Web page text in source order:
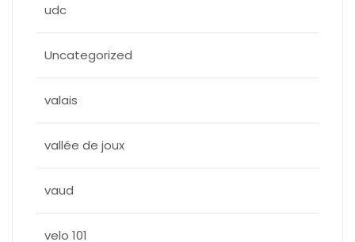
udc
Uncategorized
valais
vallée de joux
vaud
velo 101